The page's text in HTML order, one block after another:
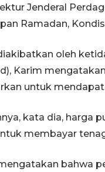
Jenderal
Ramadan,
oleh
Karim
untuk
kata dia, harga
membayar
bahwa